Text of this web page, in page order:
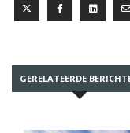
GERELATEERDE